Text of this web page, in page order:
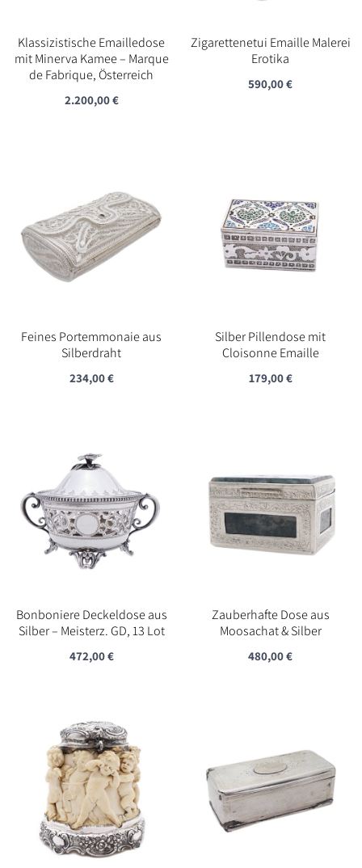
Klassizistische Emailledose
mit Minerva Kamee – Marque
de Fabrique, Österreich
2.200,00€
Zigarettenetui Emaille Malerei
Erotika
590,00€
Feines Portemmonaie aus
Silberdraht
234,00€
Silber Pillendose mit
Cloisonne Emaille
179,00€
Bonboniere Deckeldose aus
Silber – Meisterz. GD, 13 Lot
472,00€
Zauberhafte Dose aus
Moosachat & Silber
480,00€